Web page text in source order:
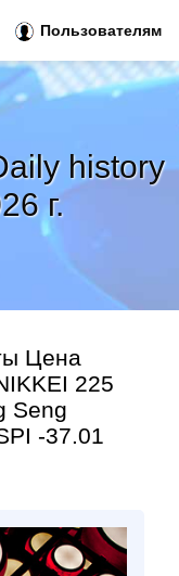
history
г.
Цена
225
Seng
-37.01
Пользователям